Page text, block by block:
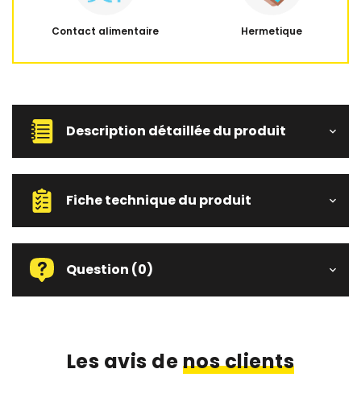
Contact alimentaire Hermetique
Description détaillée du produit
Fiche technique du produit
Question (0)
Les avis denos clients